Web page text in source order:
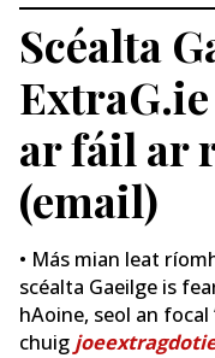
Scéalta
ExtraG.ie
ar fáil ar
(email)
• Más mian leat
scéalta Gaeilge is
hAoine, seol an focal
chuig